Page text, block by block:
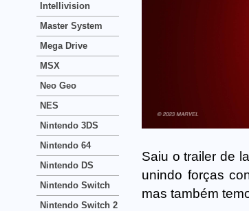
Saiu o trailer de
unindo forças
mas também
Intellivision
Master System
Mega Drive
MSX
Neo Geo
NES
Nintendo 3DS
Nintendo 64
Nintendo DS
Nintendo Switch
Nintendo Switch 2